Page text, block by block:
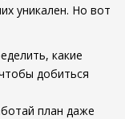
уникален. Но вот
какие
добиться
план даже